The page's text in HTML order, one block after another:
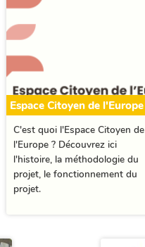
Espace Citoyen de l'Europe
C'est quoi l'Espace Citoyen de
l'Europe ? Découvrez ici
l'histoire, la méthodologie du
projet, le fonctionnement du
projet.